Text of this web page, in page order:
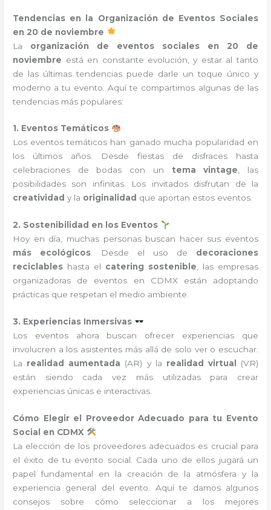
Tendencias en la Organización de Eventos Sociales
en 20 de noviembre
La organización de eventos sociales en 20 de
noviembre está en constante evolución, y estar al tanto
de las últimas tendencias puede darle un toque único y
moderno a tu evento. Aquí te compartimos algunas de las
tendencias más populares:
1. Eventos Temáticos
Los eventos temáticos han ganado mucha popularidad en
los últimos años. Desde fiestas de disfraces hasta
celebraciones de bodas con un tema vintage, las
posibilidades son infinitas. Los invitados disfrutan de la
creatividad y la originalidad que aportan estos eventos.
2. Sostenibilidad en los Eventos
Hoy en día, muchas personas buscan hacer sus eventos
más ecológicos. Desde el uso de decoraciones
reciclables hasta el catering sostenible, las empresas
organizadoras de eventos en CDMX están adoptando
prácticas que respetan el medio ambiente.
3. Experiencias Inmersivas
Los eventos ahora buscan ofrecer experiencias que
involucren a los asistentes más allá de solo ver o escuchar.
La realidad aumentada (AR) y la realidad virtual
(VR)
están siendo cada vez más utilizadas para crear
experiencias únicas e interactivas.
Cómo Elegir el Proveedor Adecuado para tu Evento
Social en CDMX
La elección de los proveedores adecuados es crucial para
el éxito de tu evento social. Cada uno de ellos jugará un
papel fundamental en la creación de la atmósfera y la
experiencia general del evento. Aquí te damos algunos
consejos sobre cómo seleccionar a los mejores